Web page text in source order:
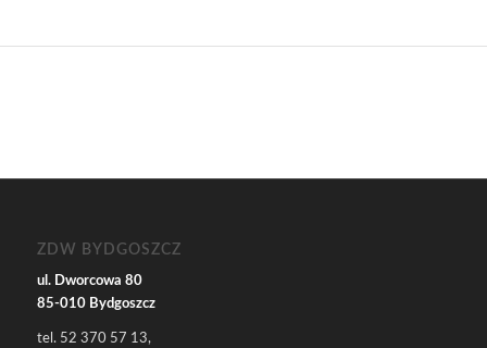
ZDW BYDGOSZCZ
ul. Dworcowa 80
85-010 Bydgoszcz
tel. 52 370 57 13,